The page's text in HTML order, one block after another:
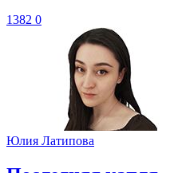
1382 0
Юлия Латипова